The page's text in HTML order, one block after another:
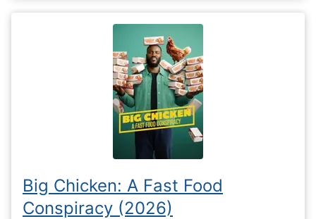
Big Chicken: A Fast Food
Conspiracy (2026)